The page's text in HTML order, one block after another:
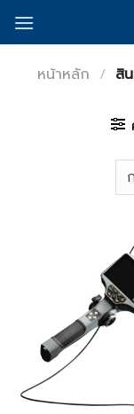
หน้าหลัก / สิ